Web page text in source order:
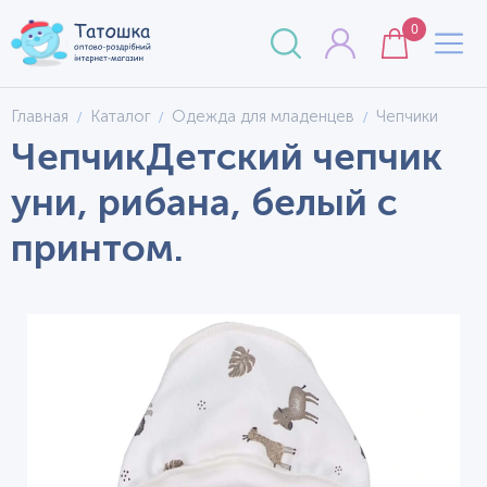
0
Главная Каталог Одежда для младенцев Чепчики
ЧепчикДетский чепчик
уни, рибана, белый с
принтом.